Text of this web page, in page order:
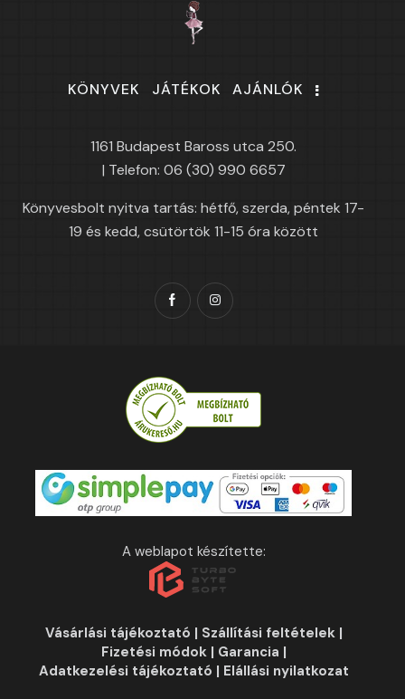
KÖNYVEK JÁTÉKOK AJÁNLÓK
1161 Budapest Baross utca 250.
| Telefon: 06 (30) 990 6657
Könyvesbolt nyitva tartás: hétfő, szerda, péntek 17-
19 és kedd, csütörtök 11-15 óra között
A weblapot készítette:
Vásárlási tájékoztató | Szállítási feltételek|
Fizetési módok| Garancia |
Adatkezelési tájékoztató | Elállási nyilatkozat